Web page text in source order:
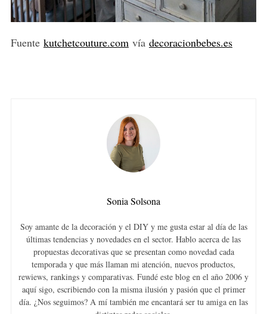
Fuente kutchetcouture.com vía decoracionbebes.es
Sonia Solsona
Soy amante de la decoración y el DIY y me gusta estar al día de las
últimas tendencias y novedades en el sector. Hablo acerca de las
propuestas decorativas que se presentan como novedad cada
temporada y que más llaman mi atención, nuevos productos,
rewiews, rankings y comparativas. Fundé este blog en el año 2006 y
aquí sigo, escribiendo con la misma ilusión y pasión que el primer
día. ¿Nos seguimos? A mí también me encantará ser tu amiga en las